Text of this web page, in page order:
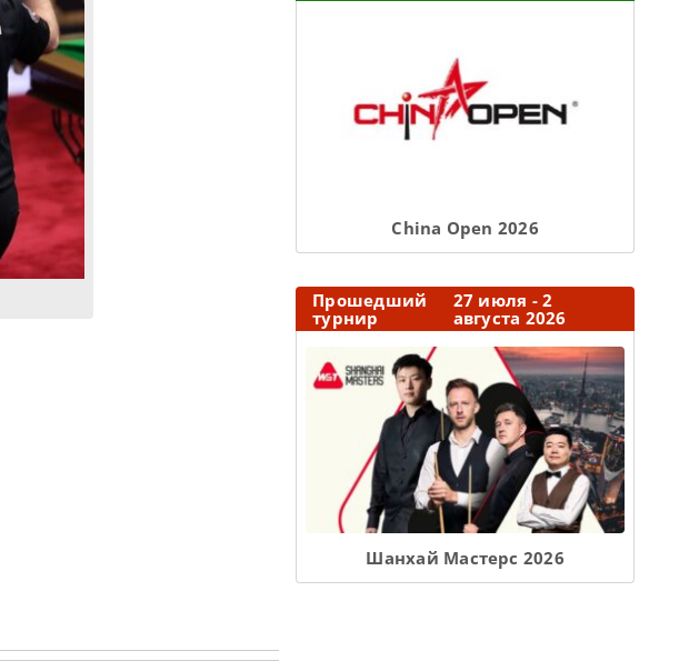
Сhina Open 2026
Прошедший
турнир
27 июля - 2
августа 2026
Шанхай Мастерс 2026